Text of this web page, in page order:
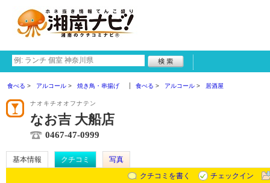
食べる アルコール 焼き鳥・串揚げ 食べる アルコール 居酒屋
ナオキチオオフナテン
なお吉 大船店
0467-47-0999
基本情報 クチコミ
写真
クチコミを書く
チェックイン